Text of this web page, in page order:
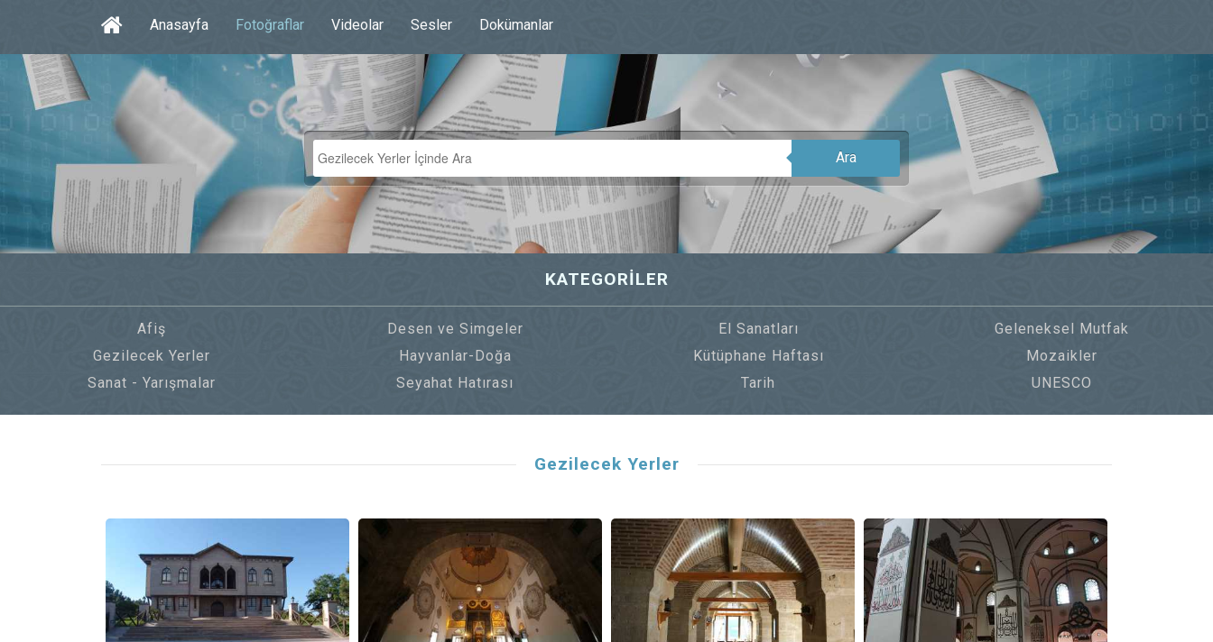
Anasayfa Fotoğraflar Videolar Sesler Dokümanlar
Ara
KATEGORİLER
Afiş Desen ve Simgeler El Sanatları
Geleneksel Mutfak
Gezilecek Yerler
Hayvanlar-Doğa Kütüphane Haftası
Mozaikler
Sanat - Yarışmalar
Seyahat Hatırası Tarih UNESCO
Gezilecek Yerler